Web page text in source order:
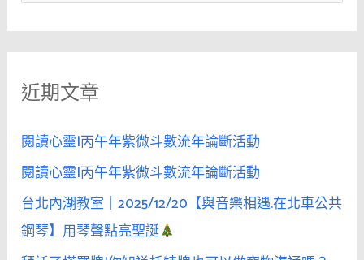
尋
關
字
近期文章
閱讀心靈|丙午年紫微斗數流年論斷活動
閱讀心靈|丙午年紫微斗數流年論斷活動
台北內湖教室｜2025/12/20【與音樂相遇.在北車公共
鋼琴】用琴聲點亮聖誕